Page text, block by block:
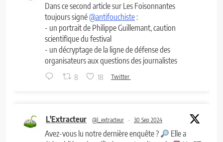
Dans ce second article sur Les Foisonnantes
toujours signé@antifouchiste :
- un portrait de Philippe Guillemant, caution
scientifique du festival
- un décryptage de la ligne de défense des
organisateurs aux questions des journalistes
8 18 Twitter
L'Extracteur @l_extracteur · 30 Sep 2024
Avez-vous lu notre dernière enquête ?
Elle a